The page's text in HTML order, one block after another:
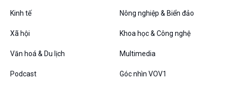
360 độ Sức khỏe
Tài nguyên và Môi trường
Chuyên gia của bạn
Xã hội chuyển động
Bước chân đến trường
Kết nối công nghệ
khí hậu
Kinh tế Nông nghiệp & Biển đảo
Xã hội Khoa học & Công nghệ
Văn hoá & Du lịch Multimedia
Podcast Góc nhìn VOV1